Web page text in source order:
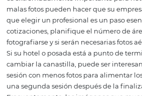
1. Haz un plan
producción de
Tener buenas fotos,
es extremadamente importante
malas fotos pueden hacer que su